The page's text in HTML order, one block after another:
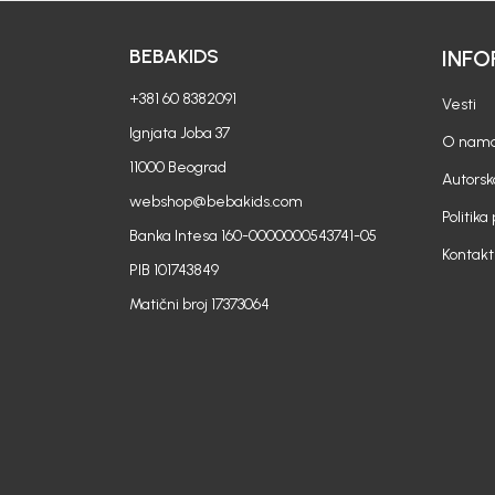
BEBAKIDS
+381 60 8382091
Ignjata Joba 37
11000 Beograd
webshop@bebakids.com
Banka Intesa 160-0000000543741-05
PIB 101743849
Matični broj 17373064
Vesti
O
Politika
Kontakt